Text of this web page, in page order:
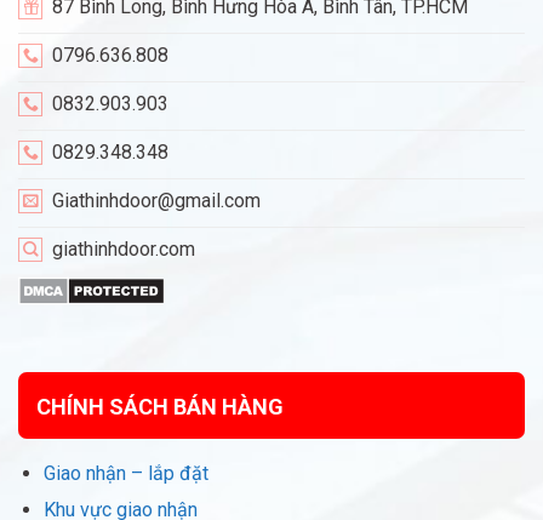
87 Bình Long, Bình Hưng Hòa A, Bình Tân, TP.HCM
0796.636.808
0832.903.903
0829.348.348
Giathinhdoor@gmail.com
giathinhdoor.com
CHÍNH SÁCH BÁN HÀNG
Giao nhận – lắp đặt
Khu vực giao nhận